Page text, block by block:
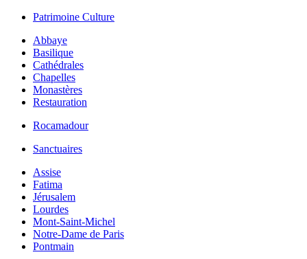
Patrimoine Culture
Abbaye
Basilique
Cathédrales
Chapelles
Monastères
Restauration
Rocamadour
Sanctuaires
Assise
Fatima
Jérusalem
Lourdes
Mont-Saint-Michel
Notre-Dame de Paris
Pontmain